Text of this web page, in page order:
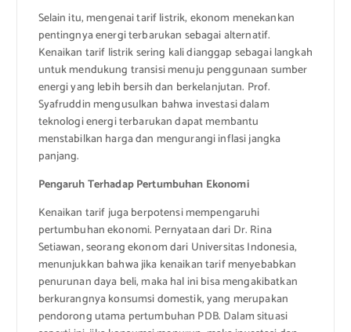
Selain itu, mengenai tarif listrik, ekonom menekankan
pentingnya energi terbarukan sebagai alternatif.
Kenaikan tarif listrik sering kali dianggap sebagai langkah
untuk mendukung transisi menuju penggunaan sumber
energi yang lebih bersih dan berkelanjutan. Prof.
Syafruddin mengusulkan bahwa investasi dalam
teknologi energi terbarukan dapat membantu
menstabilkan harga dan mengurangi inflasi jangka
panjang.
Pengaruh Terhadap Pertumbuhan Ekonomi
Kenaikan tarif juga berpotensi mempengaruhi
pertumbuhan ekonomi. Pernyataan dari Dr. Rina
Setiawan, seorang ekonom dari Universitas Indonesia,
menunjukkan bahwa jika kenaikan tarif menyebabkan
penurunan daya beli, maka hal ini bisa mengakibatkan
berkurangnya konsumsi domestik, yang merupakan
pendorong utama pertumbuhan PDB. Dalam situasi